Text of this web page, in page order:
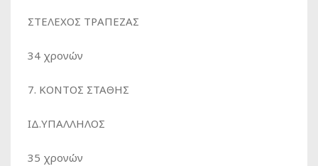
ΣΤΕΛΕΧΟΣ ΤΡΑΠΕΖΑΣ
34 χρονών
7. ΚΟΝΤΟΣ ΣΤΑΘΗΣ
ΙΔ.ΥΠΑΛΛΗΛΟΣ
35 χρονών